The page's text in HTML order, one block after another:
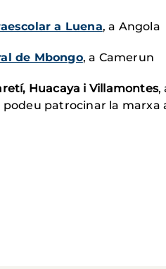
a Luena, a Angola
de Mbongo, a Camerun
Huacaya i Villamontes,
patrocinar la marxa